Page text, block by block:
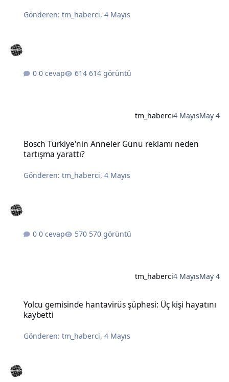
Gönderen:tm_haberci,4 Mayıs
0 cevap 614 görüntü
tm_haberci4 MayısMay 4
Bosch Türkiye'nin Anneler Günü reklamı neden
tartışma yarattı?
Gönderen:tm_haberci,4 Mayıs
0 cevap 570 görüntü
tm_haberci4 MayısMay 4
Yolcu gemisinde hantavirüs şüphesi: Üç kişi hayatını
kaybetti
Gönderen:tm_haberci,4 Mayıs